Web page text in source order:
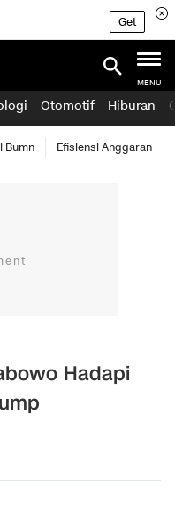
Get
MENU
Otomotif Hiburan
Bumn Efisiensi Anggaran
Hadapi